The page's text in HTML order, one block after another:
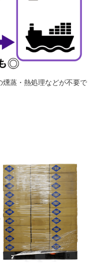
燻蒸・熱処理などが不要で